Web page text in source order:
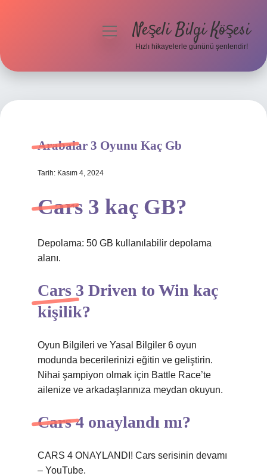
Hakkımızda
menüyüNeşeli Bilgi Köşesi
Hızlı hikayelerle gününü şenlendir!
Arabalar 3 Oyunu Kaç Gb
Tarih: Kasım 4, 2024
Cars 3 kaç GB?
Depolama: 50 GB kullanılabilir depolama
alanı.
Cars 3 Driven to Win kaç
kişilik?
Oyun Bilgileri ve Yasal Bilgiler 6 oyun
modunda becerilerinizi eğitin ve geliştirin.
Nihai şampiyon olmak için Battle Race’te
ailenize ve arkadaşlarınıza meydan okuyun.
Cars 4 onaylandı mı?
CARS 4 ONAYLANDI! Cars serisinin devamı
– YouTube.